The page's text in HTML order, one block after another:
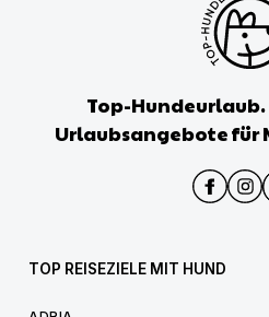
Top-Hundeurlaub.
Urlaubsangebote für
TOP REISEZIELE MIT HUND